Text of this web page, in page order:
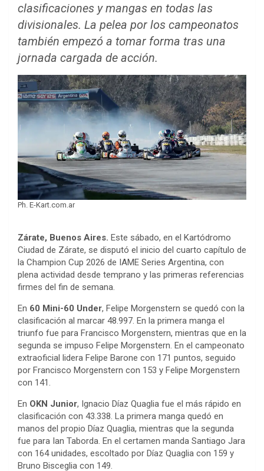
clasificaciones y mangas en todas las
divisionales. La pelea por los campeonatos
también empezó a tomar forma tras una
jornada cargada de acción.
Ph. E-Kart.com.ar
Zárate, Buenos Aires. Este sábado, en el Kartódromo
Ciudad de Zárate, se disputó el inicio del cuarto capítulo de
la Champion Cup 2026 de IAME Series Argentina, con
plena actividad desde temprano y las primeras referencias
firmes del fin de semana.
En 60 Mini-60 Under, Felipe Morgenstern se quedó con la
clasificación al marcar 48.997. En la primera manga el
triunfo fue para Francisco Morgenstern, mientras que en la
segunda se impuso Felipe Morgenstern. En el campeonato
extraoficial lidera Felipe Barone con 171 puntos, seguido
por Francisco Morgenstern con 153 y Felipe Morgenstern
con 141.
En OKN Junior, Ignacio Díaz Quaglia fue el más rápido en
clasificación con 43.338. La primera manga quedó en
manos del propio Díaz Quaglia, mientras que la segunda
fue para Ian Taborda. En el certamen manda Santiago Jara
con 164 unidades, escoltado por Díaz Quaglia con 159 y
Bruno Bisceglia con 149.